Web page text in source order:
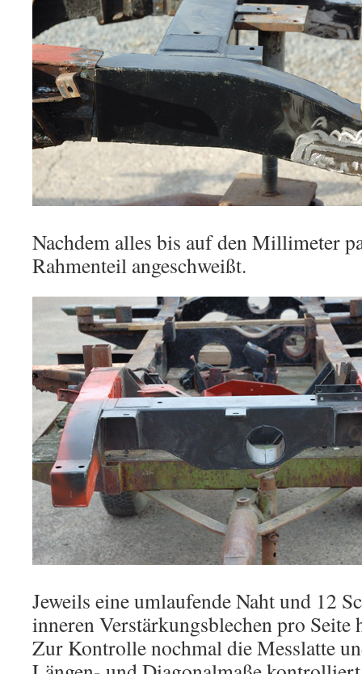
Nachdem alles bis auf den Millimeter
Rahmenteil angeschweißt.
Jeweils eine umlaufende Naht und 12
inneren Verstärkungsblechen pro Seite
Zur Kontrolle nochmal die Messlatte